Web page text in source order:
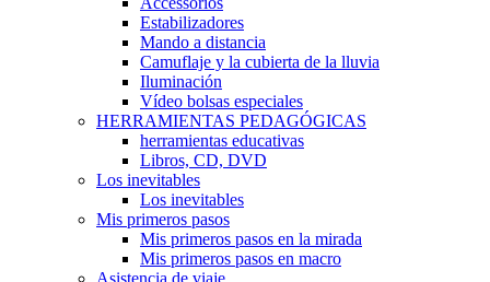
Estabilizadores
Mando a distancia
Camuflaje y la cubierta de la lluvia
Iluminación
Vídeo bolsas especiales
HERRAMIENTAS PEDAGÓGICAS
herramientas educativas
Libros, CD, DVD
Los inevitables
Los inevitables
Mis primeros pasos
Mis primeros pasos en la mirada
Mis primeros pasos en macro
Asistencia de viaje